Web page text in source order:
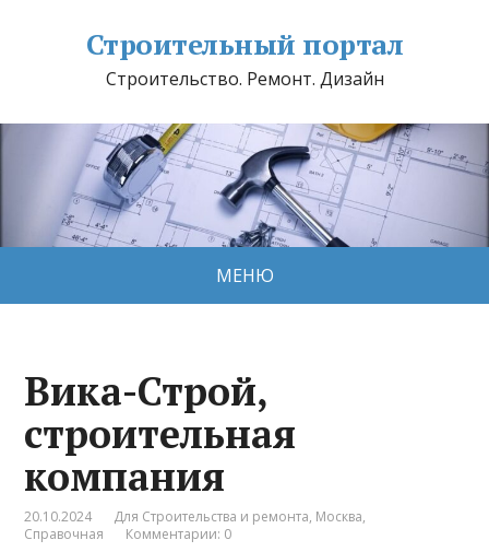
Строительный портал
Строительство. Ремонт. Дизайн
МЕНЮ
Вика-Строй,
строительная
компания
20.10.2024 Для Строительства и ремонта, Москва,
Справочная
Комментарии: 0